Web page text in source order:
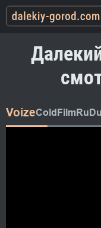
VoizeColdFilm